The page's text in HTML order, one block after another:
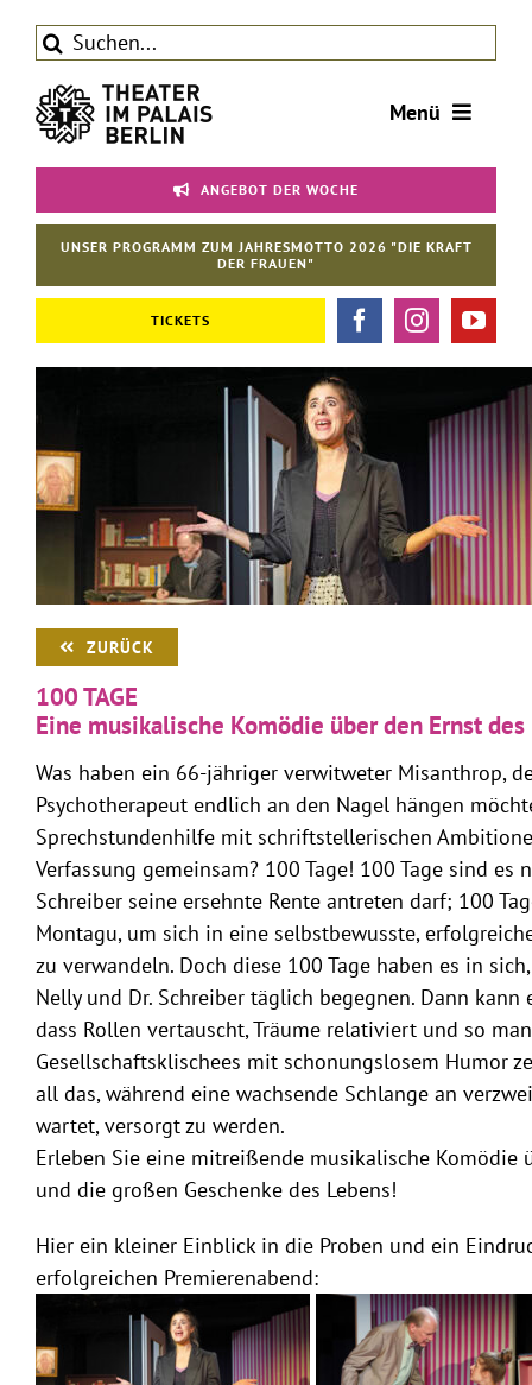
Inhalt
springen
Suche
Menü
Tickets
Theater
ANGEBOT DER WOCHE
UNSER PROGRAMM ZUM JAHRESMOTTO 2026 "DIE KRAFT
DER FRAUEN"
TICKETS
ZURÜCK
100 TAGE
Eine musikalische Komödie über den Ernst des
Was haben ein 66-jähriger verwitweter Misanthrop,
Psychotherapeut endlich an den Nagel hängen
Sprechstundenhilfe mit schriftstellerischen
Verfassung gemeinsam? 100 Tage! 100 Tage sind es
Schreiber seine ersehnte Rente antreten darf; 100
Montagu, um sich in eine selbstbewusste,
zu verwandeln. Doch diese 100 Tage haben es in
Nelly und Dr. Schreiber täglich begegnen. Dann kann
dass Rollen vertauscht, Träume relativiert und so
Gesellschaftsklischees mit schonungslosem Humor
all das, während eine wachsende Schlange an
wartet, versorgt zu werden.
Erleben Sie eine mitreißende musikalische Komödie
und die großen Geschenke des Lebens!
Hier ein kleiner Einblick in die Proben und ein
erfolgreichen Premierenabend: